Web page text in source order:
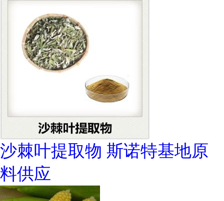
沙棘叶提取物 斯诺特基地原
料供应